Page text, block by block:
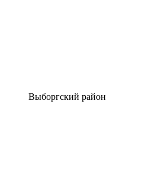
Выборгский район